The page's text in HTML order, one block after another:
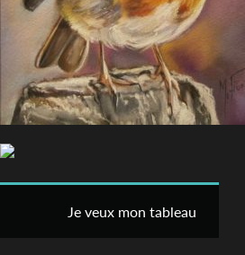
Je veux mon tableau